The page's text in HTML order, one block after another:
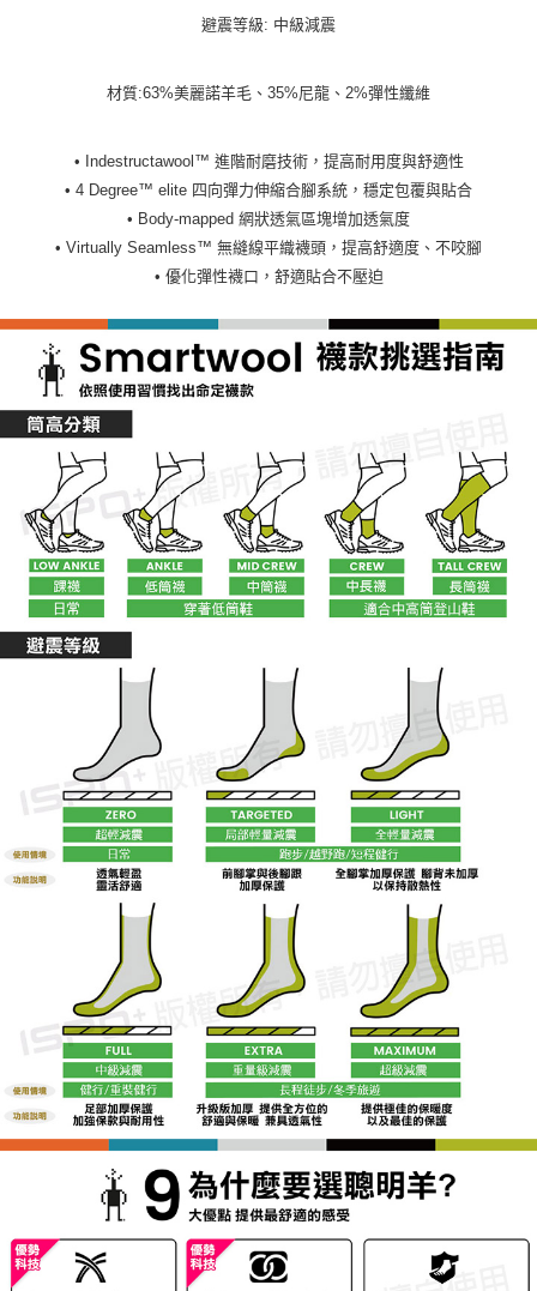
避震等級: 中級減震
材質:63%美麗諾羊毛、35%尼龍、2%彈性纖維
• Indestructawool™ 進階耐磨技術，提高耐用度與舒適性
• 4 Degree™ elite 四向彈力伸縮合腳系統，穩定包覆與貼合
• Body-mapped 網狀透氣區塊增加透氣度
• Virtually Seamless™ 無縫線平織襪頭，提高舒適度、不咬腳
• 優化彈性襪口，舒適貼合不壓迫